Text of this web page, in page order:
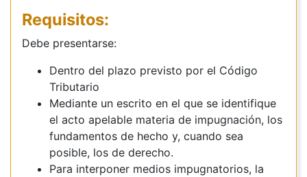
Requisitos:
Debe presentarse:
Dentro del plazo previsto por el Código
Tributario
Mediante un escrito en el que se identifique
el acto apelable materia de impugnación, los
fundamentos de hecho y, cuando sea
posible, los de derecho.
Para interponer medios impugnatorios, la